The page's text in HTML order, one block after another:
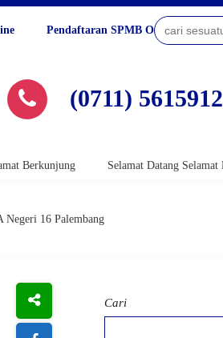
Pendaftaran SPMB Online
(0711) 5615912
Selamat Datang Selamat Berkunjung
Negeri 16 Palembang
Cari